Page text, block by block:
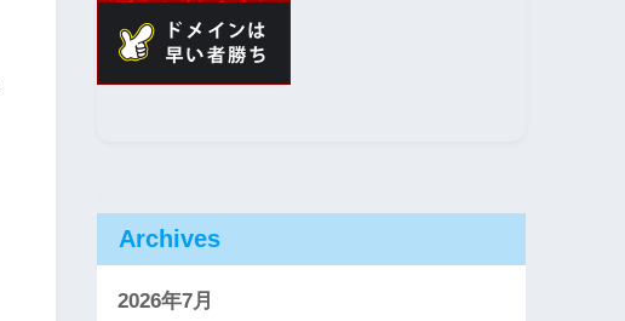
Archives
2026年7月